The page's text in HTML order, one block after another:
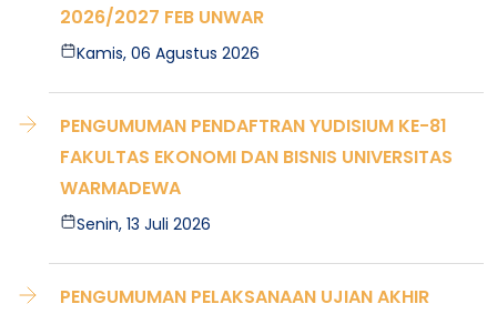
2026/2027 FEB UNWAR
Kamis, 06 Agustus 2026
PENGUMUMAN PENDAFTRAN YUDISIUM KE-81
FAKULTAS EKONOMI DAN BISNIS UNIVERSITAS
WARMADEWA
Senin, 13 Juli 2026
PENGUMUMAN PELAKSANAAN UJIAN AKHIR